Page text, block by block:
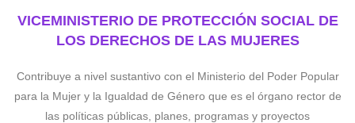
VICEMINISTERIO DE PROTECCIÓN SOCIAL DE
LOS DERECHOS DE LAS MUJERES
Contribuye a nivel sustantivo con el Ministerio del Poder Popular
para la Mujer y la Igualdad de Género que es el órgano rector de
las políticas públicas, planes, programas y proyectos